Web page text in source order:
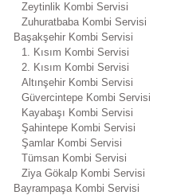
Zeytinlik Kombi Servisi
Zuhuratbaba Kombi Servisi
Başakşehir Kombi Servisi
1. Kısım Kombi Servisi
2. Kısım Kombi Servisi
Altınşehir Kombi Servisi
Güvercintepe Kombi Servisi
Kayabaşı Kombi Servisi
Şahintepe Kombi Servisi
Şamlar Kombi Servisi
Tümsan Kombi Servisi
Ziya Gökalp Kombi Servisi
Bayrampaşa Kombi Servisi